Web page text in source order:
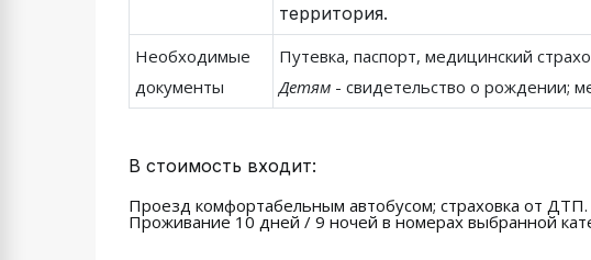
территория.
Необходимые
документы
Путевка, паспорт, медицинский
Детям - свидетельство о рождении;
В стоимость входит:
Проезд комфортабельным автобусом; страховка от ДТП.
Проживание 10 дней / 9 ночей в номерах выбранной